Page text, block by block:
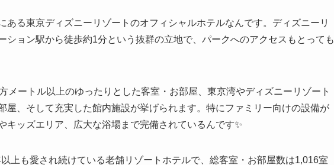
ある東京ディズニーリゾートのオフィシャルホテルなんです。ディズニーリ
ション駅から徒歩約1分という抜群の立地で、パークへのアクセスもとっても
メートル以上のゆったりとした客室・お部屋、東京湾やディズニーリゾート
屋、そして充実した館内施設が挙げられます。特にファミリー向けの設備が
キッズエリア、広大な浴場まで完備されているんです✨
上も愛され続けている老舗リゾートホテルで、総客室・お部屋数は1,016室